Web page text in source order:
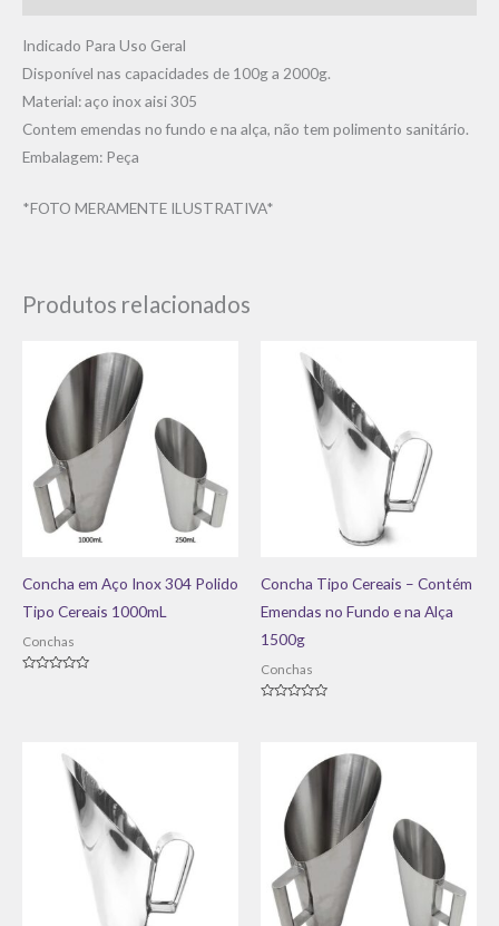
Indicado Para Uso Geral
Disponível nas capacidades de 100g a 2000g.
Material: aço inox aisi 305
Contem emendas no fundo e na alça, não tem polimento sanitário.
Embalagem: Peça
​*FOTO MERAMENTE ILUSTRATIVA*
Produtos relacionados
Concha em Aço Inox 304 Polido
Tipo Cereais 1000mL
Conchas
Concha Tipo Cereais – Contém
Emendas no Fundo e na Alça
1500g
Conchas